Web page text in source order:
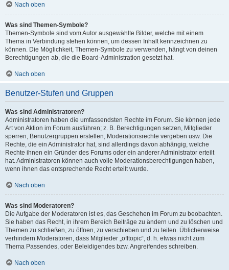
Nach oben
Was sind Themen-Symbole?
Themen-Symbole sind vom Autor ausgewählte Bilder, welche mit einem
Thema in Verbindung stehen können, um dessen Inhalt kennzeichnen zu
können. Die Möglichkeit, Themen-Symbole zu verwenden, hängt von deinen
Berechtigungen ab, die die Board-Administration gesetzt hat.
Nach oben
Benutzer-Stufen und Gruppen
Was sind Administratoren?
Administratoren haben die umfassendsten Rechte im Forum. Sie können jede
Art von Aktion im Forum ausführen; z. B. Berechtigungen setzen, Mitglieder
sperren, Benutzergruppen erstellen, Moderationsrechte vergeben usw. Die
Rechte, die ein Administrator hat, sind allerdings davon abhängig, welche
Rechte ihnen ein Gründer des Forums oder ein anderer Administrator erteilt
hat. Administratoren können auch volle Moderationsberechtigungen haben,
wenn ihnen das entsprechende Recht erteilt wurde.
Nach oben
Was sind Moderatoren?
Die Aufgabe der Moderatoren ist es, das Geschehen im Forum zu beobachten.
Sie haben das Recht, in ihrem Bereich Beiträge zu ändern und zu löschen und
Themen zu schließen, zu öffnen, zu verschieben und zu teilen. Üblicherweise
verhindern Moderatoren, dass Mitglieder „offtopic“, d. h. etwas nicht zum
Thema Passendes, oder Beleidigendes bzw. Angreifendes schreiben.
Nach oben